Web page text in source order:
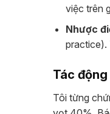
việc trên
Nhược
practice).
Tác
Tôi từng